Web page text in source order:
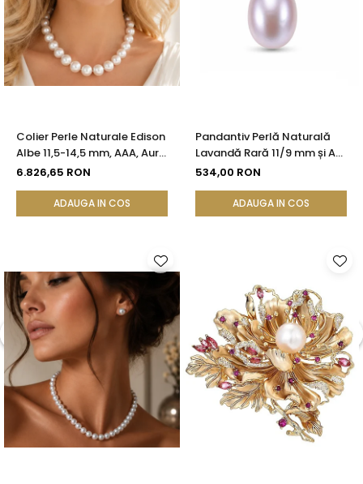
Colier Perle Naturale Edison
Albe 11,5-14,5 mm, AAA, Aur
Galben 14K | KASKADDA®
6.826,65 RON
ADAUGA IN COS
Pandantiv Perlă Naturală
Lavandă Rară 11/9 mm și Aur
Galben 14K (aur 585) |
534,00 RON
ADAUGA IN COS